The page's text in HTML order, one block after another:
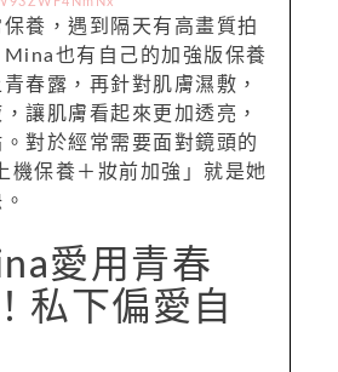
養，遇到隔天有高畫質拍
也有自己的加強版保養
春露，再針對肌膚濕敷，
讓肌膚看起來更加透亮，
對於經常需要面對鏡頭的
機保養＋妝前加強」就是她
愛用青春
私下偏愛自